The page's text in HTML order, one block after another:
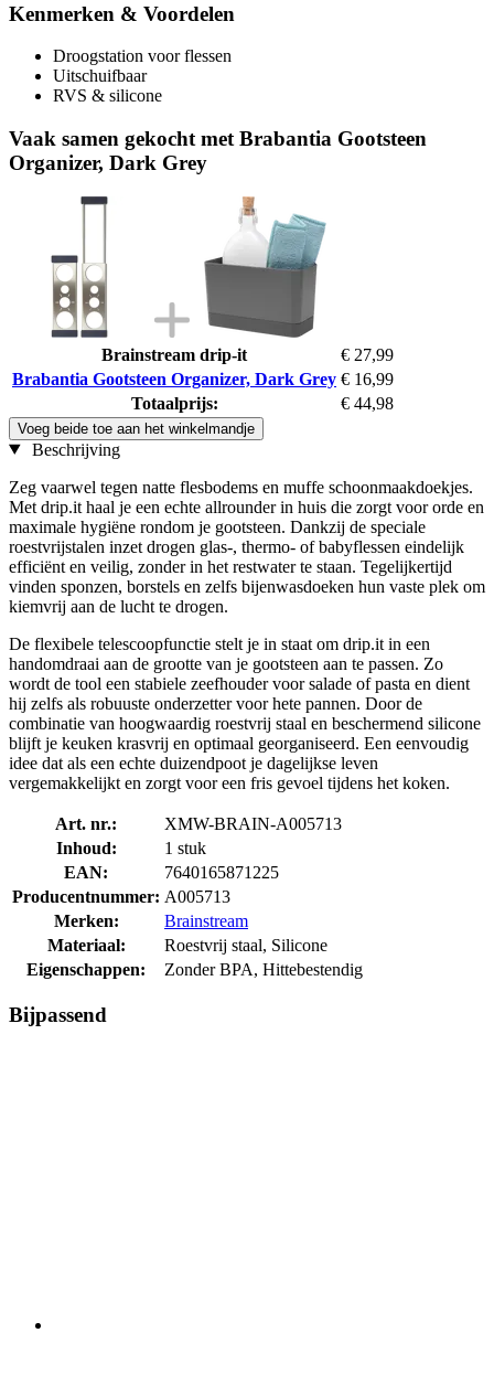
Kenmerken & Voordelen
Droogstation voor flessen
Uitschuifbaar
RVS & silicone
Vaak samen gekocht met Brabantia Gootsteen
Organizer, Dark Grey
Brainstream drip-it
€ 27,99
Brabantia Gootsteen Organizer, Dark Grey € 16,99
Totaalprijs:
€ 44,98
Voeg beide toe aan het winkelmandje
Beschrijving
Zeg vaarwel tegen natte flesbodems en muffe schoonmaakdoekjes.
Met drip.it haal je een echte allrounder in huis die zorgt voor orde en
maximale hygiëne rondom je gootsteen. Dankzij de speciale
roestvrijstalen inzet drogen glas-, thermo- of babyflessen eindelijk
efficiënt en veilig, zonder in het restwater te staan. Tegelijkertijd
vinden sponzen, borstels en zelfs bijenwasdoeken hun vaste plek om
kiemvrij aan de lucht te drogen.
De flexibele telescoopfunctie stelt je in staat om drip.it in een
handomdraai aan de grootte van je gootsteen aan te passen. Zo
wordt de tool een stabiele zeefhouder voor salade of pasta en dient
hij zelfs als robuuste onderzetter voor hete pannen. Door de
combinatie van hoogwaardig roestvrij staal en beschermend silicone
blijft je keuken krasvrij en optimaal georganiseerd. Een eenvoudig
idee dat als een echte duizendpoot je dagelijkse leven
vergemakkelijkt en zorgt voor een fris gevoel tijdens het koken.
Art. nr.:
XMW-BRAIN-A005713
Inhoud:
1 stuk
EAN:
7640165871225
Producentnummer: A005713
Merken:
Brainstream
Materiaal:
Roestvrij staal, Silicone
Eigenschappen:
Zonder BPA, Hittebestendig
Bijpassend